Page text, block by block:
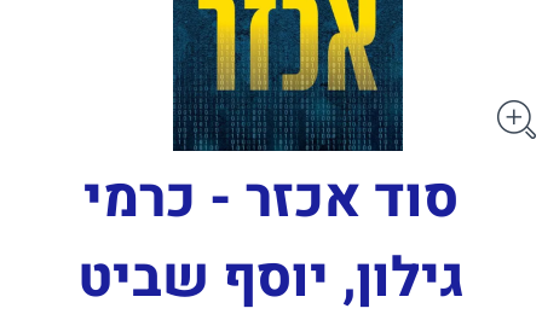
סוד אכזר - כרמי
גילון, יוסף שביט